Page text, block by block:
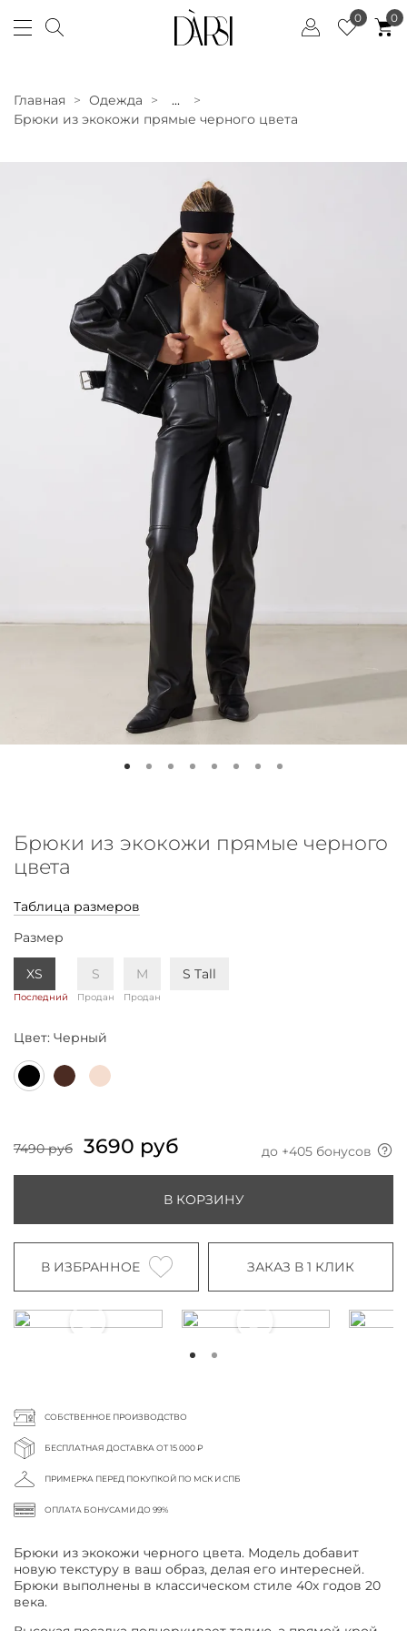
0 0
Главная Одежда
...
Брюки из экокожи прямые черного цвета
Брюки из экокожи прямые черного
цвета
Таблица размеров
Размер
XS
Последний
S
Продан
M
Продан
S Tall
Цвет: Черный
7490 руб 3690 руб до +405 бонусов
В КОРЗИНУ
В ИЗБРАННОЕ ЗАКАЗ В 1 КЛИК
СОБСТВЕННОЕ ПРОИЗВОДСТВО
БЕСПЛАТНАЯ ДОСТАВКА ОТ 15 000 ₽
ПРИМЕРКА ПЕРЕД ПОКУПКОЙ ПО МСК И СПБ
ОПЛАТА БОНУСАМИ ДО 99%
Брюки из экокожи черного цвета. Модель добавит
новую текстуру в ваш образ, делая его интересней.
Брюки выполнены в классическом стиле 40х годов 20
века.